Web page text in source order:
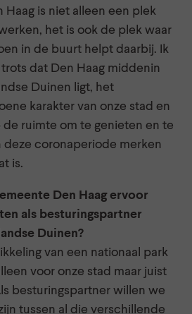
Haag is niet alleen een plek
het is ook de plek waar
in de buurt helpt daarbij. Ik
dat Den Haag middenin
Duinen ligt, het
karakter van onze stad en
ruimte om te genieten en te
deze coronaperiode merken
is.
Den Haag ervoor
als besturingspartner
Duinen?
van een nationaal park
voor onze stad maar juist
besturingspartner willen we
tussen al die verschillende